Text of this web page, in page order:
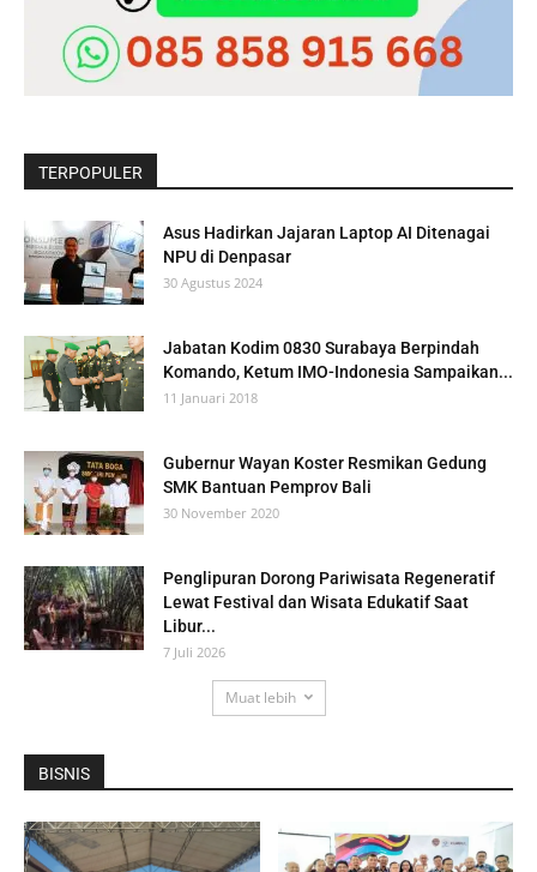
TERPOPULER
Asus Hadirkan Jajaran Laptop AI Ditenagai
NPU di Denpasar
30 Agustus 2024
Jabatan Kodim 0830 Surabaya Berpindah
Komando, Ketum IMO-Indonesia Sampaikan...
11 Januari 2018
Gubernur Wayan Koster Resmikan Gedung
SMK Bantuan Pemprov Bali
30 November 2020
Penglipuran Dorong Pariwisata Regeneratif
Lewat Festival dan Wisata Edukatif Saat
Libur...
7 Juli 2026
Muat lebih
BISNIS